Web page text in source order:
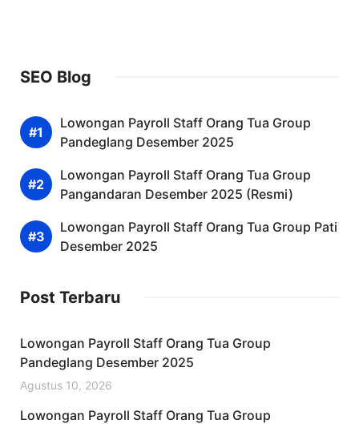
SEO Blog
Lowongan Payroll Staff Orang Tua Group
Pandeglang Desember 2025
Lowongan Payroll Staff Orang Tua Group
Pangandaran Desember 2025 (Resmi)
Lowongan Payroll Staff Orang Tua Group Pati
Desember 2025
Post Terbaru
Lowongan Payroll Staff Orang Tua Group
Pandeglang Desember 2025
Agustus 10, 2026
Lowongan Payroll Staff Orang Tua Group